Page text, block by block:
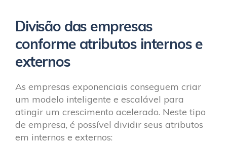
Divisão das empresas
conforme atributos internos e
externos
As empresas exponenciais conseguem criar
um modelo inteligente e escalável para
atingir um crescimento acelerado. Neste tipo
de empresa, é possível dividir seus atributos
em internos e externos: